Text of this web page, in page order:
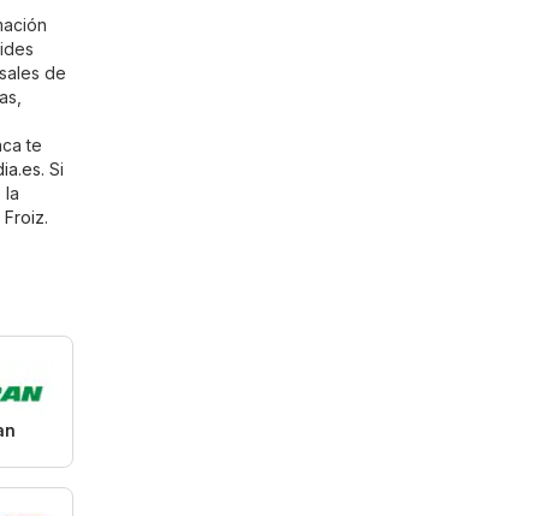
de
te
. Si
la
Froiz.